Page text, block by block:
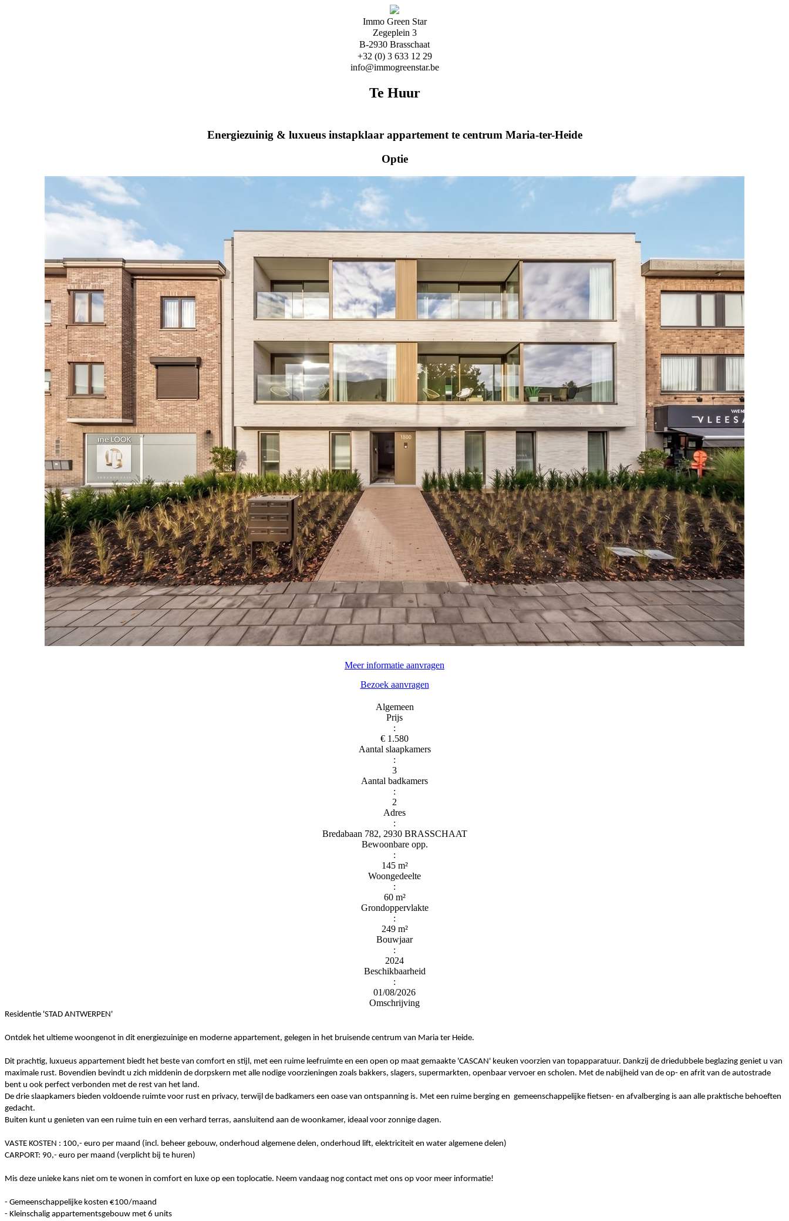
Immo Green Star
Zegeplein 3
B-2930 Brasschaat
+32 (0) 3 633 12 29
info@immogreenstar.be
Te Huur
Energiezuinig & luxueus instapklaar appartement te centrum Maria-ter-Heide
Optie
Meer informatie aanvragen
Bezoek aanvragen
Algemeen
Prijs
:
€ 1.580
Aantal slaapkamers
:
3
Aantal badkamers
:
2
Adres
:
Bredabaan 782, 2930 BRASSCHAAT
Bewoonbare opp.
:
145 m²
Woongedeelte
:
60 m²
Grondoppervlakte
:
249 m²
Bouwjaar
:
2024
Beschikbaarheid
:
01/08/2026
Omschrijving
Residentie 'STAD ANTWERPEN'
Ontdek het ultieme woongenot in dit energiezuinige en moderne appartement, gelegen in het bruisende centrum van Maria ter Heide.
Dit prachtig, luxueus appartement biedt het beste van comfort en stijl, met een ruime leefruimte en een open op maat gemaakte 'CASCAN' keuken voorzien van topapparatuur. Dankzij de driedubbele beglazing geniet u van
maximale rust. Bovendien bevindt u zich middenin de dorpskern met alle nodige voorzieningen zoals bakkers, slagers, supermarkten, openbaar vervoer en scholen. Met de nabijheid van de op- en afrit van de autostrade
bent u ook perfect verbonden met de rest van het land.
De drie slaapkamers bieden voldoende ruimte voor rust en privacy, terwijl de badkamers een oase van ontspanning is. Met een ruime berging en gemeenschappelijke fietsen- en afvalberging is aan alle praktische behoeften
gedacht.
Buiten kunt u genieten van een ruime tuin en een verhard terras, aansluitend aan de woonkamer, ideaal voor zonnige dagen.
VASTE KOSTEN : 100,- euro per maand (incl. beheer gebouw, onderhoud algemene delen, onderhoud lift, elektriciteit en water algemene delen)
CARPORT: 90,- euro per maand (verplicht bij te huren)
Mis deze unieke kans niet om te wonen in comfort en luxe op een toplocatie. Neem vandaag nog contact met ons op voor meer informatie!
- Gemeenschappelijke kosten €100/maand
- Kleinschalig appartementsgebouw met 6 units